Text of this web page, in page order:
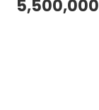
5,500,000